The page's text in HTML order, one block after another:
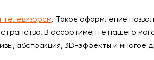
телевизором. Такое оформление
В ассортименте нашего
абстракция, 3D-эффекты и многое